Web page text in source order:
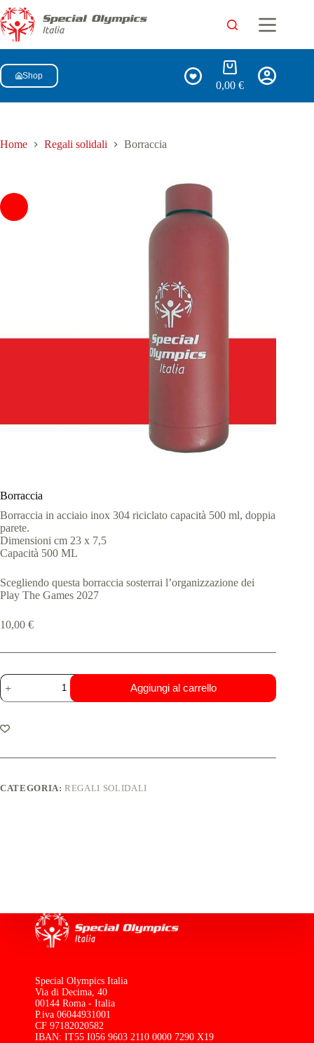
Shop
0,00€
Home Regali solidali Borraccia
Borraccia
Borraccia in acciaio inox 304 riciclato capacità 500 ml, doppia
parete.
Dimensioni cm 23 x 7,5
Capacità 500 ML
Scegliendo questa borraccia sosterrai l’organizzazione dei
Play The Games 2027
10,00 €
Aggiungi al carrello
CATEGORIA:REGALI SOLIDALI
Special Olympics Italia
Via di Decima, 40
00144 Roma - Italia
P.iva 06044931001
CF 97182020582
IBAN: IT55 I056 9603 2110 0000 7290 X19